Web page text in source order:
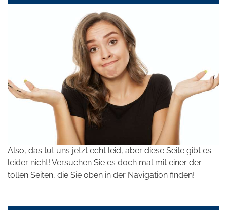
Also, das tut uns jetzt echt leid, aber diese Seite gibt es
leider nicht! Versuchen Sie es doch mal mit einer der
tollen Seiten, die Sie oben in der Navigation finden!